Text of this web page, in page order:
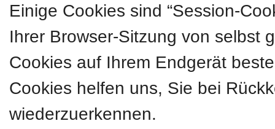
Einige Cookies sind “Session-
Ihrer Browser-Sitzung von selbst
Cookies auf Ihrem Endgerät
Cookies helfen uns, Sie bei
wiederzuerkennen.